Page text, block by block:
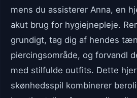
mens du assisterer Anna, en
akut brug for hygiejnepleje.
grundigt, tag dig af hendes
piercingsområde, og forvandl
med stilfulde outfits. Dette
skønhedsspil kombinerer